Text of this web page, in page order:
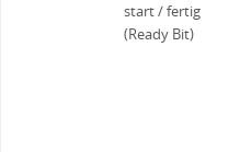
start / fertig
(Ready Bit)